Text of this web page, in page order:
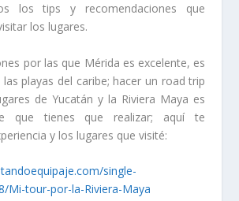
los tips y recomendaciones que
los lugares.
por las que Mérida es excelente, es
playas del caribe; hacer un road trip
de Yucatán y la Riviera Maya es
que tienes que realizar; aquí te
y los lugares que visité:
single-
Mi-tour-por-la-Riviera-Maya